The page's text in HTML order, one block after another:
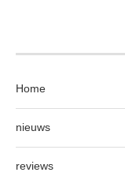
Home
nieuws
reviews